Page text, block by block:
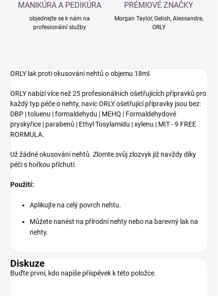
MANIKÚRA A PEDIKÚRA
objednejte se k nám na
profesionální služby
PRÉMIOVÉ ZNAČKY
Morgan Taylor, Gelish, Alessandra,
ORLY
ORLY lak proti okusování nehtů o objemu 18ml.
ORLY nabízí více než 25 profesionálních ošetřujících přípravků pro
každý typ péče o nehty, navíc ORLY ošetřující přípravky jsou bez:
DBP | toluenu | formaldehydu | MEHQ | Formaldehydové
pryskyřice | parabenů | Ethyl Tosylamidu | xylenu | MIT - 9 FREE
RORMULA.
Už žádné okusování nehtů. Zlomte svůj zlozvyk již navždy díky
péči s hořkou příchutí.
Použití:
Aplikujte na celý povrch nehtu.
Můžete nanést na přírodní nehty nebo na barevný lak na
nehty.
Diskuze
Buďte první, kdo napíše příspěvek k této položce.